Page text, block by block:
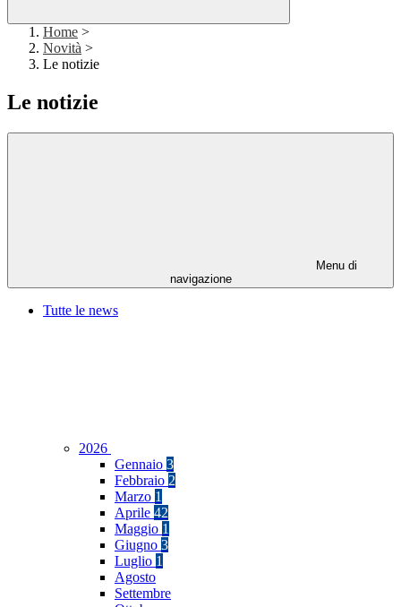
Home >
Novità >
Le notizie
Le notizie
Menu di
navigazione
Tutte le news
2026
Gennaio 3
Febbraio 2
Marzo 1
Aprile 42
Maggio 1
Giugno 3
Luglio 1
Agosto
Settembre